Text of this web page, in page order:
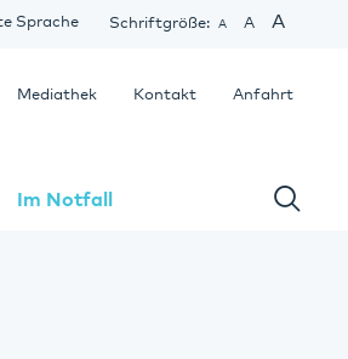
Im Notfall
Schriftgröße: A A A
Sprache
Anfahrt
Kontakt
Mediathek